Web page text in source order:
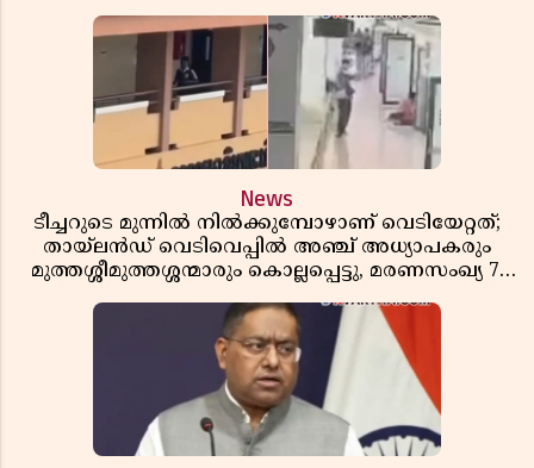
News
ടീച്ചറുടെ മുന്നിൽ നിൽക്കുമ്പോഴാണ് വെടിയേറ്റത്;
തായ്‌ലൻഡ് വെടിവെപ്പിൽ അഞ്ച് അധ്യാപകരും
മുത്തശ്ശീമുത്തശ്ശന്മാരും കൊല്ലപ്പെട്ടു, മരണസംഖ്യ 7;